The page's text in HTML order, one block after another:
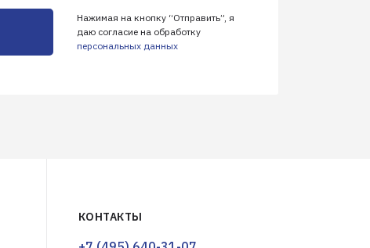
Нажимая на кнопку “Отправить”, я
даю согласие на обработку
персональных данных
КОНТАКТЫ